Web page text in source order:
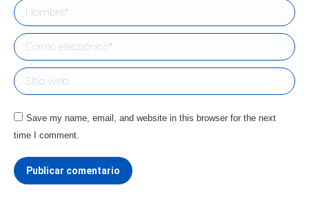
Nombre *
Correo electrónico *
Sitio web
Save my name, email, and website in this browser for the next
time I comment.
Publicar comentario